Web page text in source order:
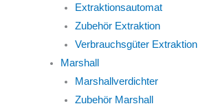
Extraktionsautomat
Zubehör Extraktion
Verbrauchsgüter Extraktion
Marshall
Marshallverdichter
Zubehör Marshall